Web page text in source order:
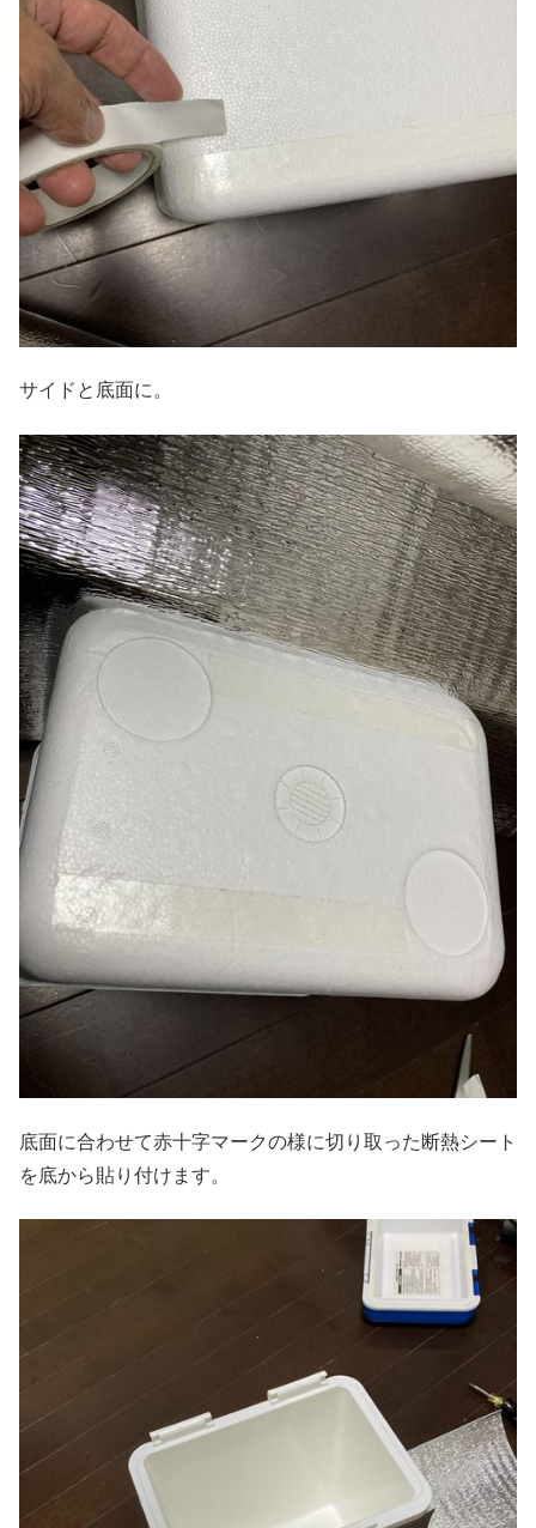
サイドと底面に。
底面に合わせて赤十字マークの様に切り取った断熱シート
を底から貼り付けます。